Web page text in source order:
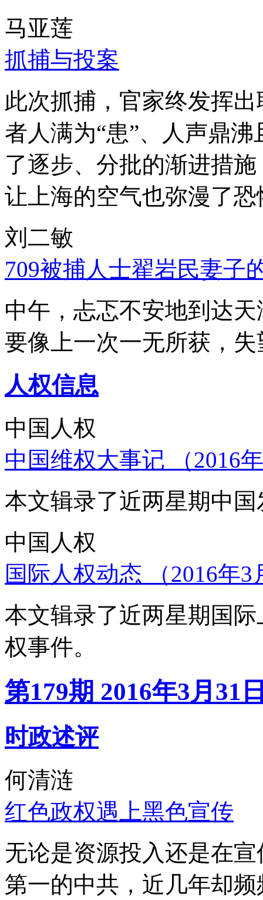
马亚莲
抓捕与投案
此次抓捕，官家终发挥
者人满为“患”、人声鼎
了逐步、分批的渐进措
让上海的空气也弥漫了
刘二敏
709被捕人士翟岩民妻子
中午，忐忑不安地到达
要像上一次一无所获，
人权信息
中国人权
中国维权大事记 （2016
本文辑录了近两星期中
中国人权
国际人权动态 （2016年
本文辑录了近两星期国
权事件。
第179期 2016年3月31
时政述评
何清涟
红色政权遇上黑色宣传
无论是资源投入还是在
第一的中共，近几年却